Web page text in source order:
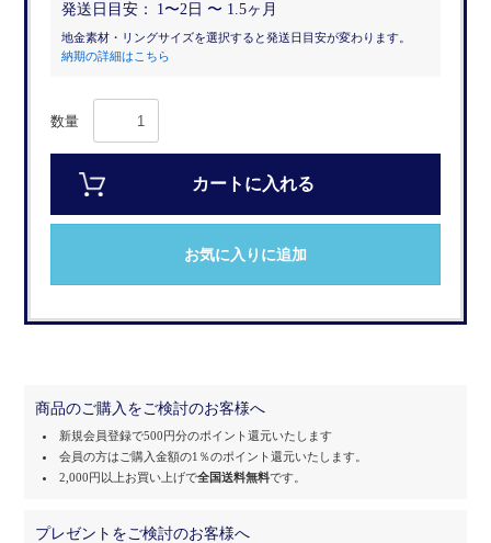
発送日目安： 1〜2日 〜 1.5ヶ月
地金素材・リングサイズを選択すると発送日目安が変わります。
納期の詳細はこちら
数量
カートに入れる
お気に入りに追加
商品のご購入をご検討のお客様へ
新規会員登録で500円分のポイント還元いたします
会員の方はご購入金額の1％のポイント還元いたします。
2,000円以上お買い上げで全国送料無料です。
プレゼントをご検討のお客様へ